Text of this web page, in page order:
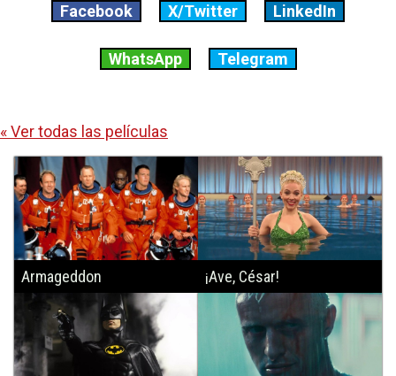
Facebook X/Twitter LinkedIn
WhatsApp Telegram
« Ver todas las películas
Armageddon ¡Ave, César!